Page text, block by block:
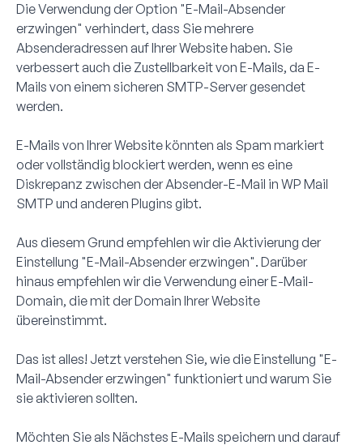
Die Verwendung der Option "E-Mail-Absender
erzwingen" verhindert, dass Sie mehrere
Absenderadressen auf Ihrer Website haben. Sie
verbessert auch die Zustellbarkeit von E-Mails, da E-
Mails von einem sicheren SMTP-Server gesendet
werden.
E-Mails von Ihrer Website könnten als Spam markiert
oder vollständig blockiert werden, wenn es eine
Diskrepanz zwischen der Absender-E-Mail in WP Mail
SMTP und anderen Plugins gibt.
Aus diesem Grund empfehlen wir die Aktivierung der
Einstellung "E-Mail-Absender erzwingen". Darüber
hinaus empfehlen wir die Verwendung einer E-Mail-
Domain, die mit der Domain Ihrer Website
übereinstimmt.
Das ist alles! Jetzt verstehen Sie, wie die Einstellung "E-
Mail-Absender erzwingen" funktioniert und warum Sie
sie aktivieren sollten.
Möchten Sie als Nächstes E-Mails speichern und darauf